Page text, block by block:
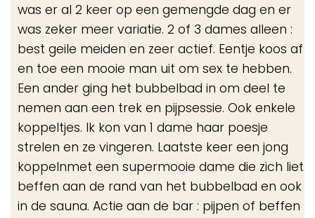
was er al 2 keer op een gemengde dag en er
was zeker meer variatie. 2 of 3 dames alleen :
best geile meiden en zeer actief. Eentje koos af
en toe een mooie man uit om sex te hebben.
Een ander ging het bubbelbad in om deel te
nemen aan een trek en pijpsessie. Ook enkele
koppeltjes. Ik kon van 1 dame haar poesje
strelen en ze vingeren. Laatste keer een jong
koppelnmet een supermooie dame die zich liet
beffen aan de rand van het bubbelbad en ook
in de sauna. Actie aan de bar : pijpen of beffen